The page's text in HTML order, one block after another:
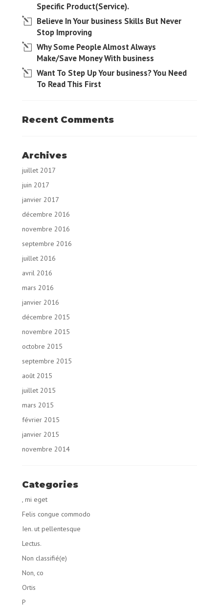
Specific Product(Service).
Believe In Your business Skills But Never
Stop Improving
Why Some People Almost Always
Make/Save Money With business
Want To Step Up Your business? You Need
To Read This First
Recent Comments
Archives
juillet 2017
juin 2017
janvier 2017
décembre 2016
novembre 2016
septembre 2016
juillet 2016
avril 2016
mars 2016
janvier 2016
décembre 2015
novembre 2015
octobre 2015
septembre 2015
août 2015
juillet 2015
mars 2015
février 2015
janvier 2015
novembre 2014
Categories
, mi eget
Felis congue commodo
Ien. ut pellentesque
Lectus.
Non classifié(e)
Non, co
Ortis
P